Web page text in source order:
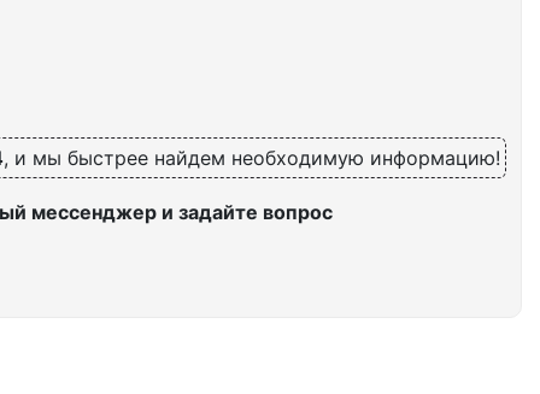
, и мы быстрее найдем необходимую информацию!
мессенджер и задайте вопрос